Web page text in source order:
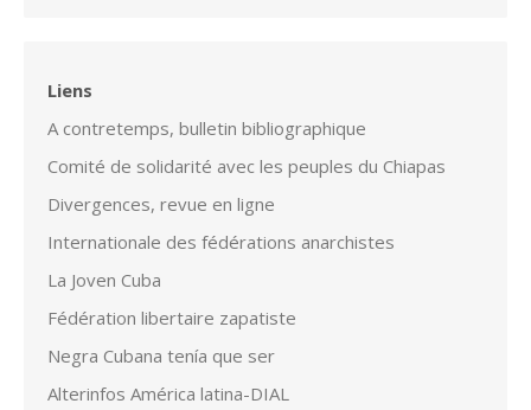
Liens
A contretemps, bulletin bibliographique
Comité de solidarité avec les peuples du Chiapas
Divergences, revue en ligne
Internationale des fédérations anarchistes
La Joven Cuba
Fédération libertaire zapatiste
Negra Cubana tenía que ser
Alterinfos América latina-DIAL